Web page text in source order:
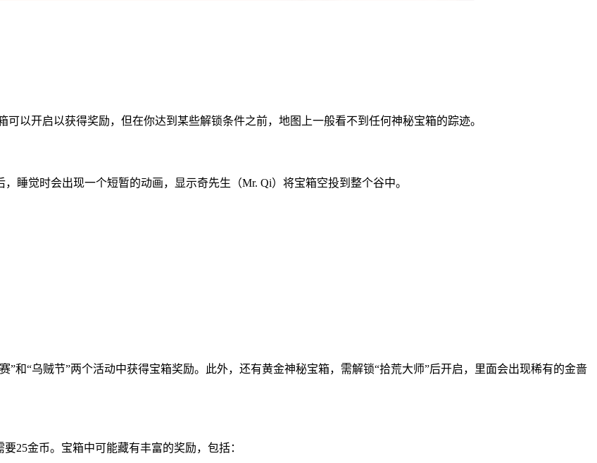
以开启以获得奖励，但在你达到某些解锁条件之前，地图上一般看不到任何神秘宝箱的踪迹。
睡觉时会出现一个短暂的动画，显示奇先生（Mr. Qi）将宝箱空投到整个谷中。
”和“乌贼节”两个活动中获得宝箱奖励。此外，还有黄金神秘宝箱，需解锁“拾荒大师”后开启，里面会出现稀有的金啬
25金币。宝箱中可能藏有丰富的奖励，包括：